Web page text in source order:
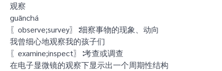
观察
guānchá
〖observe;survey〗∶细察事物的现象、动向
我曾细心地观察我的孩子们
〖examine;inspect〗∶考查或调查
在电子显微镜的观察下显示出一个周期性结构